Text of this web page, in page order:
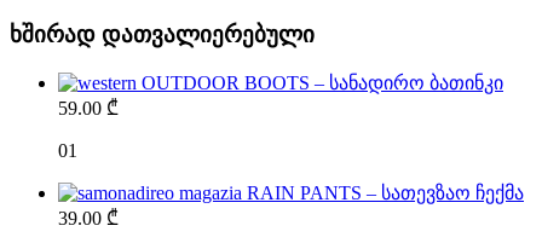
ხშირად დათვალიერებული
OUTDOOR BOOTS – სანადირო ბათინკი
59.00 ₾
01
RAIN PANTS – სათევზაო ჩექმა
39.00 ₾